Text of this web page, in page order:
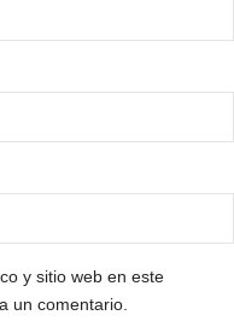
y sitio web en este
un comentario.